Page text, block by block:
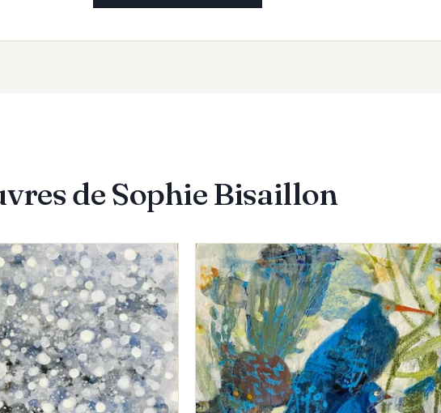
practice has become more grounded and consistent. She
de Sophie Bisaillon